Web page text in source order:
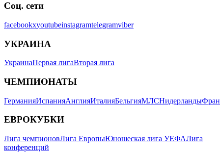
Соц. сети
facebookxyoutubeinstagramtelegramviber
УКРАИНА
УкраинаПервая лигаВторая лига
ЧЕМПИОНАТЫ
ГерманияИспанияАнглияИталияБельгияМЛСНидерланды
ЕВРОКУБКИ
Лига чемпионовЛига ЕвропыЮношеская лига УЕФАЛига
конференций